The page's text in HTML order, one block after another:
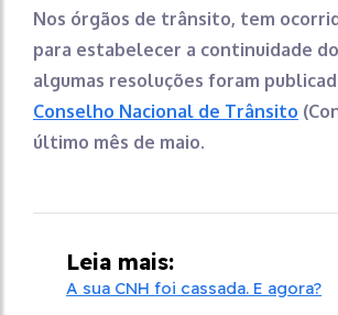
Nos órgãos de trânsito, tem
para estabelecer a continuidade
algumas resoluções foram
Conselho Nacional de Trânsito
último mês de maio.
Leia mais:
A sua CNH foi cassada. E agora?